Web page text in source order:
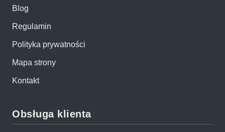
Blog
Regulamin
Polityka prywatności
Mapa strony
Kontakt
Obsługa klienta